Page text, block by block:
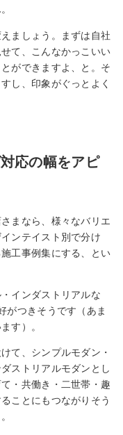
ましょう。まずは自社
て、こんなかっこいい
ができますよ、と。そ
し、印象がぐっとよく
応の幅をアピ
まなら、様々なバリエ
ンテイスト別で分け
工事例集にする、とい
インダストリアルな
がつきそうです（あま
す）。
て、シンプルモダン・
ストリアルモダンとし
・共働き・二世帯・趣
ことにもつながりそう